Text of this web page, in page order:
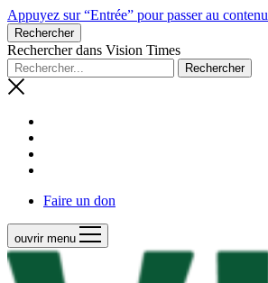
Appuyez sur “Entrée” pour passer au contenu
Rechercher
Rechercher dans Vision Times
Faire un don
ouvrir menu